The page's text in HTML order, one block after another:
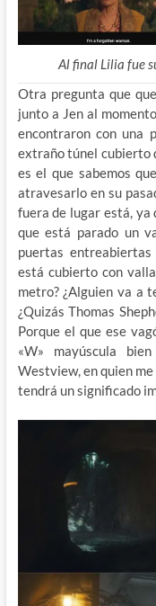
Al final Lilia fue
Otra pregunta que
junto a Jen al
encontraron con una
extraño túnel cubierto
es el que sabemos
atravesarlo en su
fuera de lugar está,
que está parado un
puertas
está cubierto con
metro? ¿Alguien va a
¿Quizás Thomas
Porque el que ese
«W» mayúscula
Westview, en quien me
tendrá un significado